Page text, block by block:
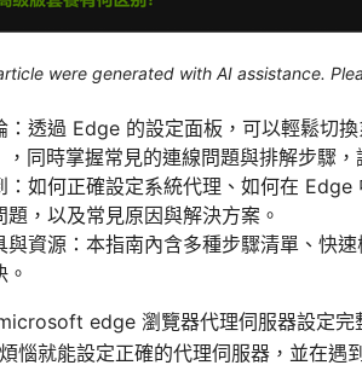
were generated with AI assistance.
：透過 Edge 的設定面板，可以輕鬆切
，同時掌握常見的連線問題與排解步驟
：如何正確設定系統代理、如何在
題，以及常見原因與解決方案。
與資源：本指南內含多種步驟清單、快
edge 瀏覽器代理伺服器設定完
惱就能設定正確的代理伺服器，並在遇